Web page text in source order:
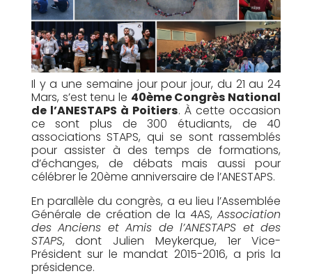
Il y a une semaine jour pour jour, du 21 au 24
Mars, s’est tenu le 40ème Congrès National
de l’ANESTAPS à Poitiers. À cette occasion
ce sont plus de 300 étudiants, de 40
associations STAPS, qui se sont rassemblés
pour assister à des temps de formations,
d’échanges, de débats mais aussi pour
célébrer le 20ème anniversaire de l’ANESTAPS.
En parallèle du congrès, a eu lieu l’Assemblée
Générale de création de la 4AS,Association
des Anciens et Amis de l’ANESTAPS et des
STAPS, dont Julien Meykerque, 1er Vice-
Président sur le mandat 2015-2016, a pris la
présidence.